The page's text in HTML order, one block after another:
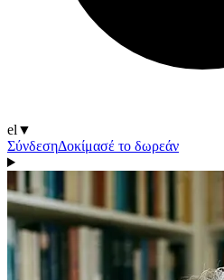
el ▼
ΣύνδεσηΔοκίμασέ το δωρεάν